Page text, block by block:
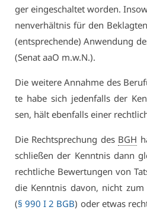
ger ein­ge­schal­tet wor­den.
nen­ver­hält­nis für den
(ent­spre­chen­de) An­wen­dung
(Se­nat aaO m.w.N.).
Die wei­te­re An­nah­me des
te ha­be sich je­den­falls der
sen, hält eben­falls ei­ner
Die Recht­spre­chung des BGH
schlie­ßen der Kennt­nis dann
recht­li­che Be­wer­tun­gen von
die Kennt­nis da­von, nicht
(§ 990 I 2 BGB) oder et­was